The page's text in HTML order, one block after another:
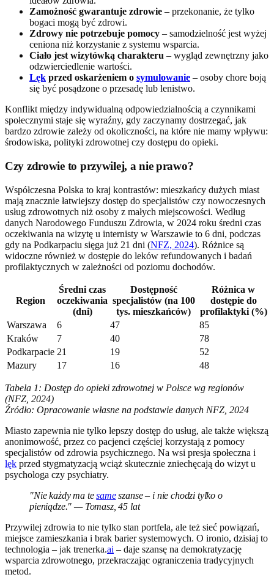
Zamożność gwarantuje zdrowie – przekonanie, że tylko
bogaci mogą być zdrowi.
Zdrowy nie potrzebuje pomocy – samodzielność jest wyżej
ceniona niż korzystanie z systemu wsparcia.
Ciało jest wizytówką charakteru – wygląd zewnętrzny jako
odzwierciedlenie wartości.
Lęk przed oskarżeniem o symulowanie – osoby chore boją
się być posądzone o przesadę lub lenistwo.
Konflikt między indywidualną odpowiedzialnością a czynnikami
społecznymi staje się wyraźny, gdy zaczynamy dostrzegać, jak
bardzo zdrowie zależy od okoliczności, na które nie mamy wpływu:
środowiska, polityki zdrowotnej czy dostępu do opieki.
Czy zdrowie to przywilej, a nie prawo?
Współczesna Polska to kraj kontrastów: mieszkańcy dużych miast
mają znacznie łatwiejszy dostęp do specjalistów czy nowoczesnych
usług zdrowotnych niż osoby z małych miejscowości. Według
danych Narodowego Funduszu Zdrowia, w 2024 roku średni czas
oczekiwania na wizytę u internisty w Warszawie to 6 dni, podczas
gdy na Podkarpaciu sięga już 21 dni (NFZ, 2024). Różnice są
widoczne również w dostępie do leków refundowanych i badań
profilaktycznych w zależności od poziomu dochodów.
Region
Średni czas
oczekiwania
(dni)
Dostępność
specjalistów (na 100
tys. mieszkańców)
Różnica w
dostępie do
profilaktyki (%)
Warszawa
6 47
85
Kraków
7 40
78
Podkarpacie 21 19
52
Mazury
17 16 48
Tabela 1: Dostęp do opieki zdrowotnej w Polsce wg regionów
(NFZ, 2024)
Źródło: Opracowanie własne na podstawie danych NFZ, 2024
Miasto zapewnia nie tylko lepszy dostęp do usług, ale także większą
anonimowość, przez co pacjenci częściej korzystają z pomocy
specjalistów od zdrowia psychicznego. Na wsi presja społeczna i
lęk przed stygmatyzacją wciąż skutecznie zniechęcają do wizyt u
psychologa czy psychiatry.
"Nie każdy ma tesameszanse – i nie chodzi tylko o
pieniądze." — Tomasz, 45 lat
Przywilej zdrowia to nie tylko stan portfela, ale też sieć powiązań,
miejsce zamieszkania i brak barier systemowych. O ironio, dzisiaj to
technologia – jak trenerka.ai – daje szansę na demokratyzację
wsparcia zdrowotnego, przekraczając ograniczenia tradycyjnych
metod.